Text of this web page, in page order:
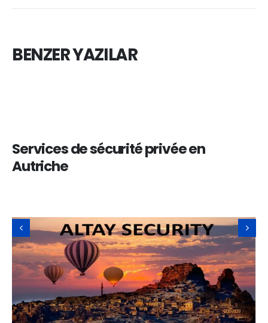
BENZER YAZILAR
Services de sécurité privée en
Autriche